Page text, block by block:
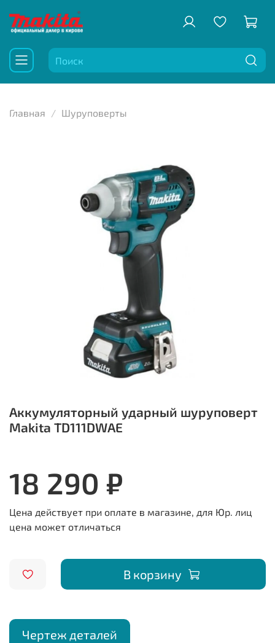
Главная Шуруповерты
Аккумуляторный ударный шуруповерт
Makita TD111DWAE
18 290 ₽
В корзину
Чертеж деталей